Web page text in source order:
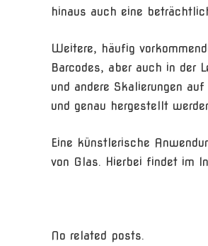
hinaus auch eine
Weitere, häufig
Barcodes, aber auch in der
und andere Skalierungen
und genau hergestellt
Eine künstlerische
von Glas. Hierbei findet im
No related posts.